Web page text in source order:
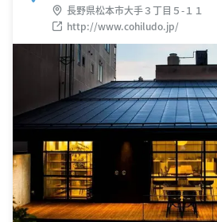
長野県松本市大手３丁目５-１１
http://www.cohiludo.jp/